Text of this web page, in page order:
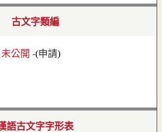
古文字類編
公開 -(申請)
語古文字字形表